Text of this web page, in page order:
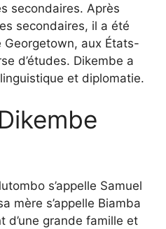
secondaires. Après
secondaires, il a été
Georgetown, aux États-
d’études. Dikembe a
et diplomatie.
s’appelle Samuel
mère s’appelle Biamba
d’une grande famille et